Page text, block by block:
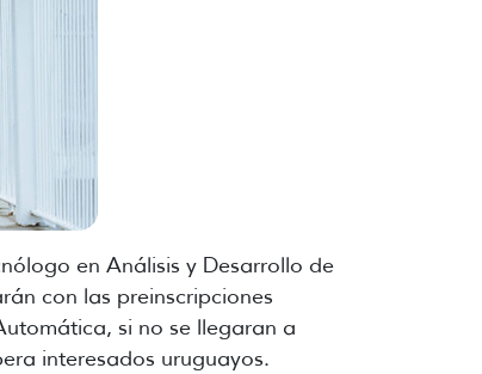
en Análisis y Desarrollo de
con las preinscripciones
si no se llegaran a
interesados uruguayos.